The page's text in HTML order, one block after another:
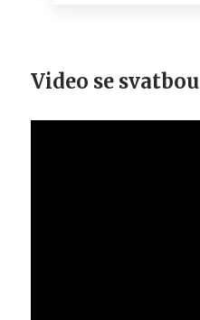
Video se svatbou